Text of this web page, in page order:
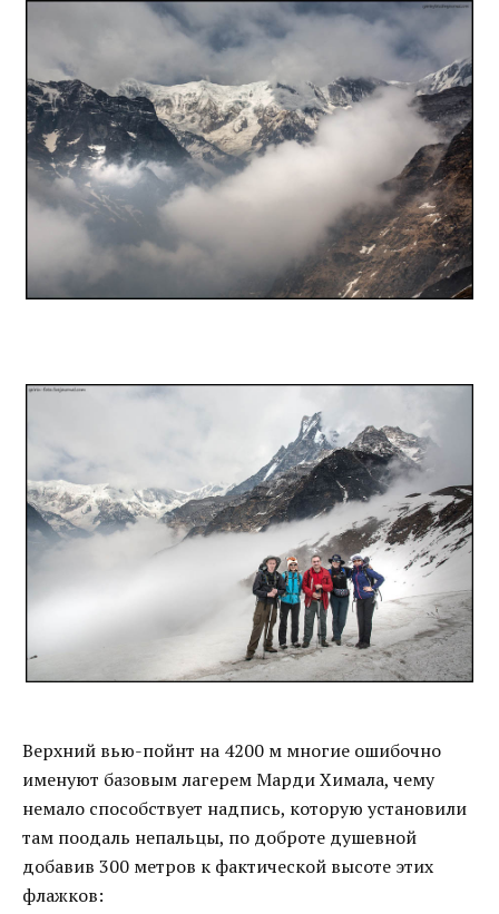
Верхний вью-пойнт на 4200 м многие ошибочно
именуют базовым лагерем Марди Химала, чему
немало способствует надпись, которую установили
там поодаль непальцы, по доброте душевной
добавив 300 метров к фактической высоте этих
флажков: